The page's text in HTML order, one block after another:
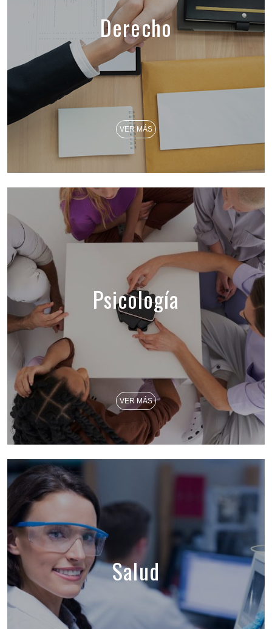
Derecho
VER MÁS
Psicología
VER MÁS
Salud